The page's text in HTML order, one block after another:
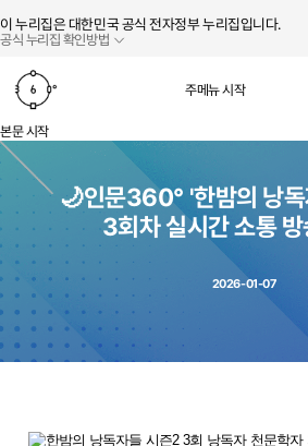
이 누리집은 대한민국 공식 전자정부 누리집입니다.
공식 누리집 확인방법
주메뉴 시작
본문 시작
🌙인문360° '한밤의 낭
3회차 실시간 소통
2026-01-07